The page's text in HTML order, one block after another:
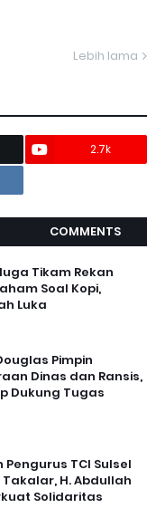
Lebih lama
2.7k
COMMENTS
Tikam Rekan
Soal Kopi,
Luka
Pimpin
Dinas dan Ransis,
Dukung Tugas
TCI Sulsel
H. Abdullah
Solidaritas